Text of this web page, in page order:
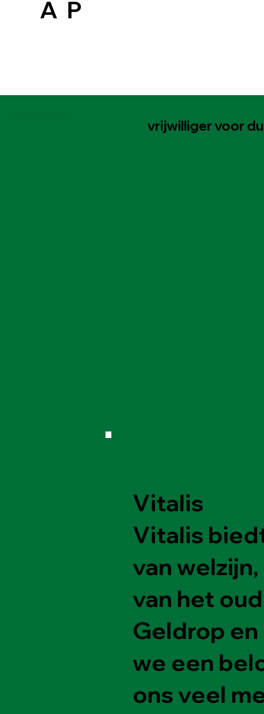
A P
vrijwilliger voor
Vitalis
Vitalis
van
van het
Geldrop
we een
ons veel